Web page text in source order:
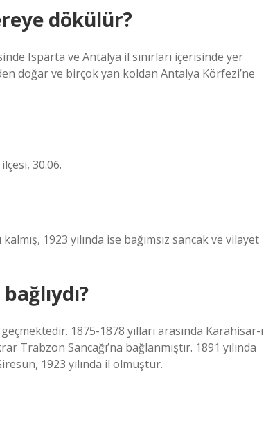
dökülür?
Isparta ve Antalya il sınırları içerisinde yer
doğar ve birçok yan koldan Antalya Körfezi’ne
30.06.
1923 yılında ise bağımsız sancak ve vilayet
1875-1878 yılları arasında Karahisar-ı
Trabzon Sancağı’na bağlanmıştır. 1891 yılında
1923 yılında il olmuştur.